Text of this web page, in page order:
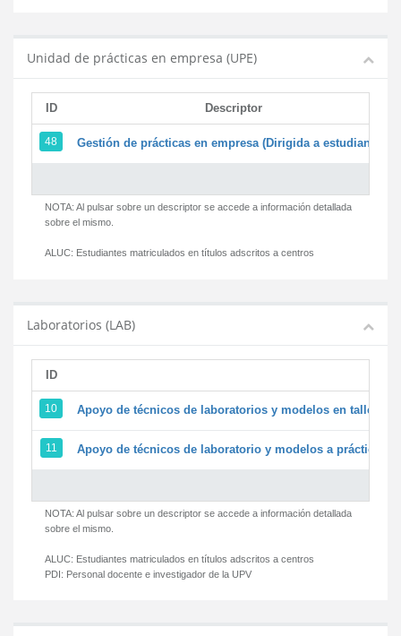
Unidad de prácticas en empresa (UPE)
ID Descriptor
48 Gestión de prácticas en empresa (Dirigida a estudiantes)
NOTA: Al pulsar sobre un descriptor se accede a información detallada
sobre el mismo.
ALUC: Estudiantes matriculados en títulos adscritos a centros
Laboratorios (LAB)
ID
10 Apoyo de técnicos de laboratorios y modelos en
11 Apoyo de técnicos de laboratorio y modelos a prácticas
NOTA: Al pulsar sobre un descriptor se accede a información detallada
sobre el mismo.
ALUC: Estudiantes matriculados en títulos adscritos a centros
PDI: Personal docente e investigador de la UPV